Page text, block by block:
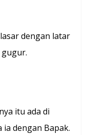
dengan latar
itu ada di
dengan Bapak.